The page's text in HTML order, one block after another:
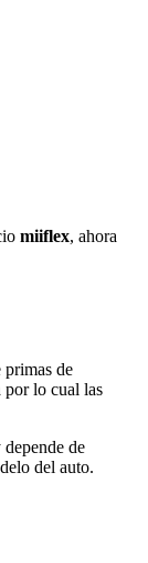
miiflex, ahora
primas de
por lo cual las
de
del auto.